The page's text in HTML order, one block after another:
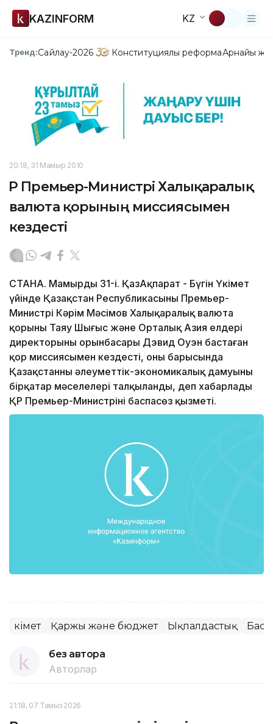
KAZINFORM KZ
Тренд:Сайлау-2026 Конституциялық реформаАрнайы
20:18, 31 Мамыр 2010
ҚР Премьер-Министрі Халықаралық
валюта қорының миссиясымен
кездесті
СТАНА. Мамырдың 31-і. ҚазАқпарат - Бүгін Үкімет
үйінде Қазақстан Республикасының Премьер-
Министрі Кәрім Мәсімов Халықаралық валюта
қорының Таяу Шығыс және Орталық Азия елдері
директорының орынбасары Дэвид Оуэн бастаған
қор миссиясымен кездесті, оның барысында
Қазақстанның әлеуметтік-экономикалық дамуының
бірқатар мәселелері талқыланды, деп хабарлады
ҚР Премьер-Министрінің баспасөз қызметі.
Үкімет Қаржы және бюджет Ықпалдастық
без автора
Авторлар
21:18, 07 Тамыз 2026